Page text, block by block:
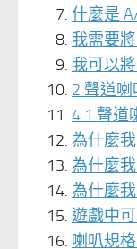
什麼是
我需要
我可以
2 聲道
4.1 聲道
為什麼
為什麼
為什麼
遊戲中可
喇叭規